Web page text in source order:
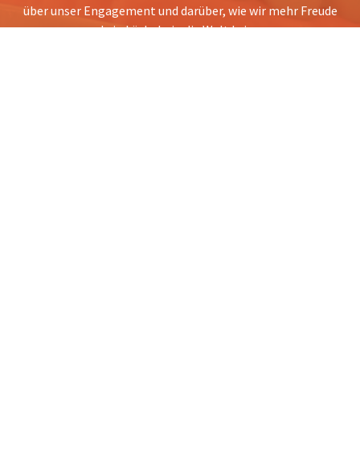
über unser Engagement und darüber, wie wir mehr Freude
und ein Lächeln in die Welt bringen.